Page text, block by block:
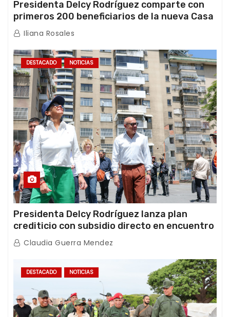
Presidenta Delcy Rodríguez comparte con
primeros 200 beneficiarios de la nueva Casa
de los Abuelos “La Primavera” en Caracas
Iliana Rosales
DESTACADO NOTICIAS
Presidenta Delcy Rodríguez lanza plan
crediticio con subsidio directo en encuentro
con Juntas de Condominio
Claudia Guerra Mendez
DESTACADO NOTICIAS